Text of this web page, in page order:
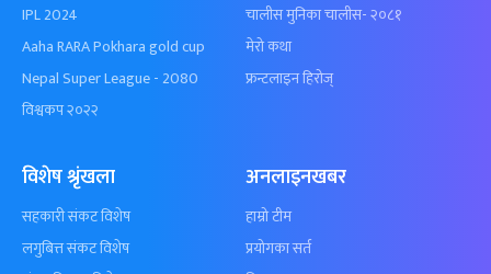
IPL 2024
Aaha RARA Pokhara gold cup
Nepal Super League - 2080
विश्वकप २०२२
चालीस मुनिका चालीस- २०८१
मेरो कथा
फ्रन्टलाइन हिरोज्
विशेष श्रृंखला
सहकारी संकट विशेष
लगुबित्त संकट विशेष
अनलाइनखबर
हाम्रो टीम
प्रयोगका सर्त